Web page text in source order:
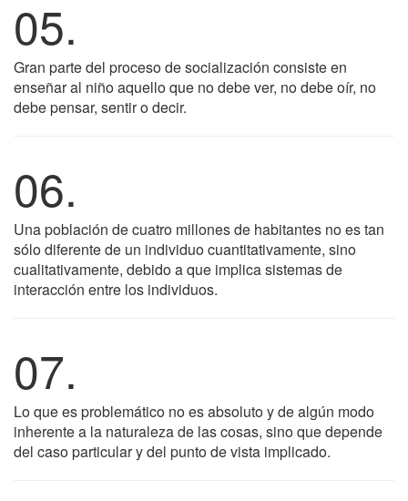
05.
Gran parte del proceso de socialización consiste en
enseñar al niño aquello que no debe ver, no debe oír, no
debe pensar, sentir o decir.
06.
Una población de cuatro millones de habitantes no es tan
sólo diferente de un individuo cuantitativamente, sino
cualitativamente, debido a que implica sistemas de
interacción entre los individuos.
07.
Lo que es problemático no es absoluto y de algún modo
inherente a la naturaleza de las cosas, sino que depende
del caso particular y del punto de vista implicado.